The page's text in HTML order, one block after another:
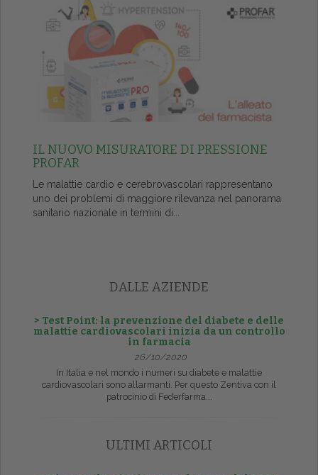
IL NUOVO MISURATORE DI PRESSIONE
PROFAR
Le malattie cardio e cerebrovascolari rappresentano
uno dei problemi di maggiore rilevanza nel panorama
sanitario nazionale in termini di...
DALLE AZIENDE
> Test Point: la prevenzione del diabete e delle
malattie cardiovascolari inizia da un controllo
in farmacia
26/10/2020
In Italia e nel mondo i numeri su diabete e malattie
cardiovascolari sono allarmanti. Per questo Zentiva con il
patrocinio di Federfarma...
ULTIMI ARTICOLI